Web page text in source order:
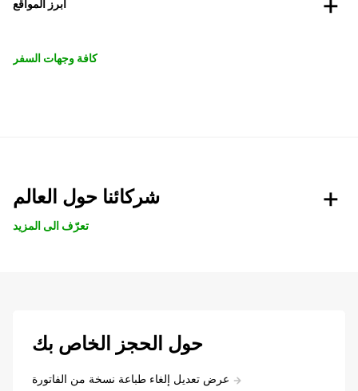
أبرز المواقع
كافة وجهات السفر
شركائنا حول العالم
تعرّف الى المزيد
حول الحجز الخاص بك
عرض تعديل إلغاء طباعة نسخة من الفاتورة